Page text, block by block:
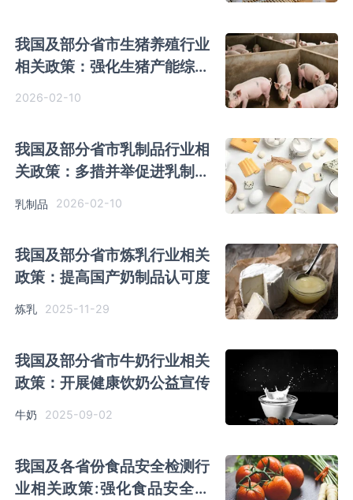
我国及部分省市生猪养殖行业
相关政策：强化生猪产能综合
2026-02-10
我国及部分省市乳制品行业相
关政策：多措并举促进乳制品
乳制品 2026-02-10
我国及部分省市炼乳行业相关
政策：提高国产奶制品认可度
炼乳 2025-11-29
我国及部分省市牛奶行业相关
政策：开展健康饮奶公益宣传
牛奶 2025-09-02
我国及各省份食品安全检测行
业相关政策:强化食品安全质